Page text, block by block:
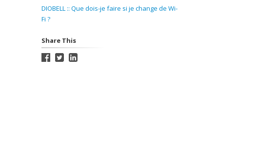
DIOBELL :: Que dois-je faire si je change de Wi-
Fi ?
Share This